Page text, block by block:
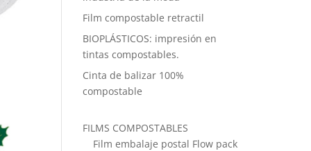
Film compostable retractil
BIOPLÁSTICOS: impresión en
tintas compostables.
Cinta de balizar 100%
compostable
FILMS COMPOSTABLES
Film embalaje postal Flow pack